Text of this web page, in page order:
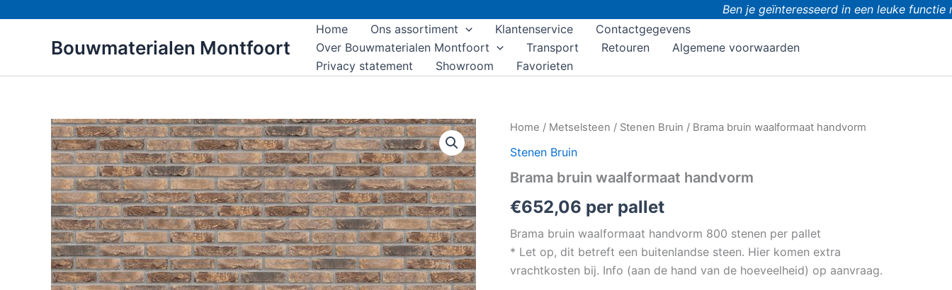
Ben je geïnteresseerd in een leuke functie
Bouwmaterialen Montfoort
Home Ons assortiment Klantenservice
Contactgegevens
Over Bouwmaterialen Montfoort
Transport Retouren
Algemene voorwaarden
Privacy statement
Showroom Favorieten
Home / Metselsteen / Stenen Bruin / Brama bruin waalformaat handvorm
Stenen Bruin
Brama bruin waalformaat handvorm
€652,06 per pallet
Brama bruin waalformaat handvorm 800 stenen per pallet
* Let op, dit betreft een buitenlandse steen. Hier komen extra
vrachtkosten bij. Info (aan de hand van de hoeveelheid) op aanvraag.
Brama
waalformaat
aantal